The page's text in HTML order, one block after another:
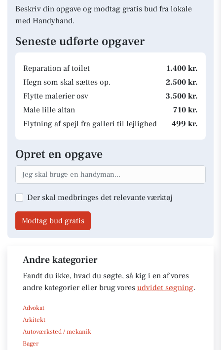
Beskriv din opgave og modtag gratis bud fra lokale
med Handyhand.
Seneste udførte opgaver
Reparation af toilet
1.400 kr.
Hegn som skal sættes op.
2.500 kr.
Flytte malerier osv
3.500 kr.
Male lille altan
710 kr.
Flytning af spejl fra galleri til lejlighed
499 kr.
Opret en opgave
Der skal medbringes det relevante værktøj
Modtag bud gratis
Andre kategorier
Fandt du ikke, hvad du søgte, så kig i en af vores
andre kategorier eller brug vores udvidet søgning.
Advokat
Arkitekt
Autoværksted / mekanik
Bager